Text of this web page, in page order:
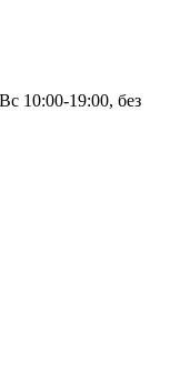
10:00-19:00, без